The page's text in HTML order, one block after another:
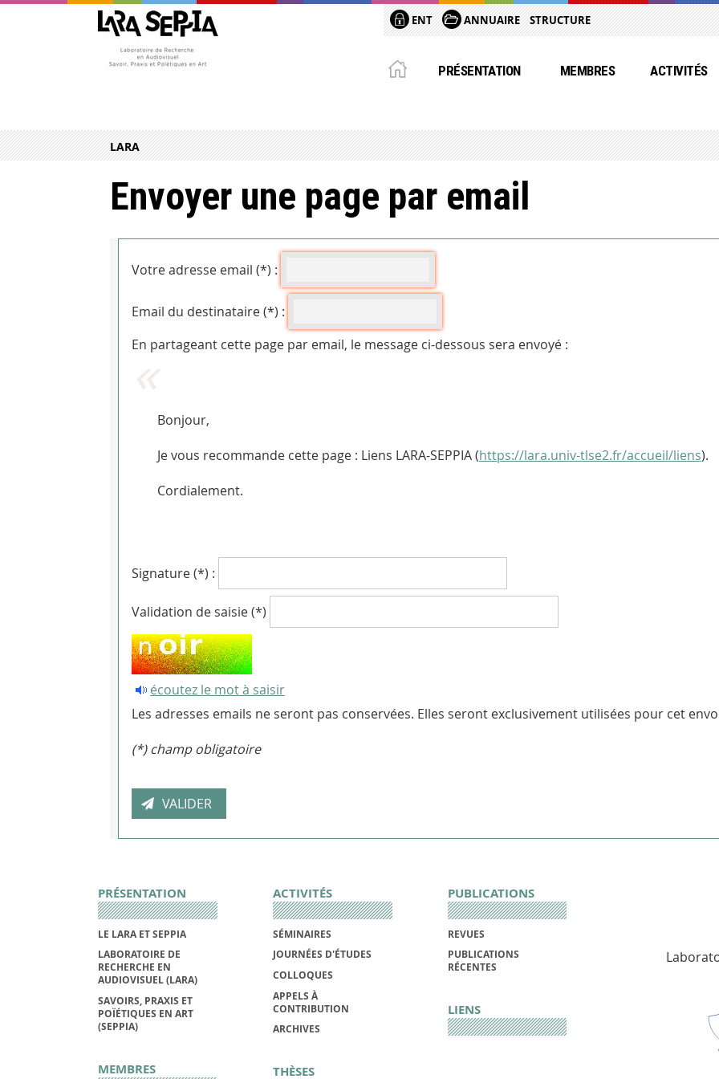
ENT ANNUAIRE STRUCTURE
PRÉSENTATION MEMBRES ACTIVITÉS
LARA
Envoyer une page par email
Votre adresse email (*) :
Email du destinataire (*) :
En partageant cette page par email, le message ci-dessous sera envoyé :
Bonjour,
Je vous recommande cette page : Liens LARA-SEPPIA (https://lara.univ-tlse2.fr/accueil/liens).
Cordialement.
Signature (*) :
Validation de saisie (*)
écoutez le mot à saisir
Les adresses emails ne seront pas conservées. Elles seront exclusivement utilisées pour cet
(*) champ obligatoire
PRÉSENTATION
LE LARA ET SEPPIA
LABORATOIRE DE
RECHERCHE EN
AUDIOVISUEL (LARA)
SAVOIRS, PRAXIS ET
POÏÉTIQUES EN ART
(SEPPIA)
MEMBRES
ACTIVITÉS
SÉMINAIRES
JOURNÉES D'ÉTUDES
COLLOQUES
APPELS À
CONTRIBUTION
ARCHIVES
THÈSES
PUBLICATIONS
REVUES
PUBLICATIONS
RÉCENTES
LIENS